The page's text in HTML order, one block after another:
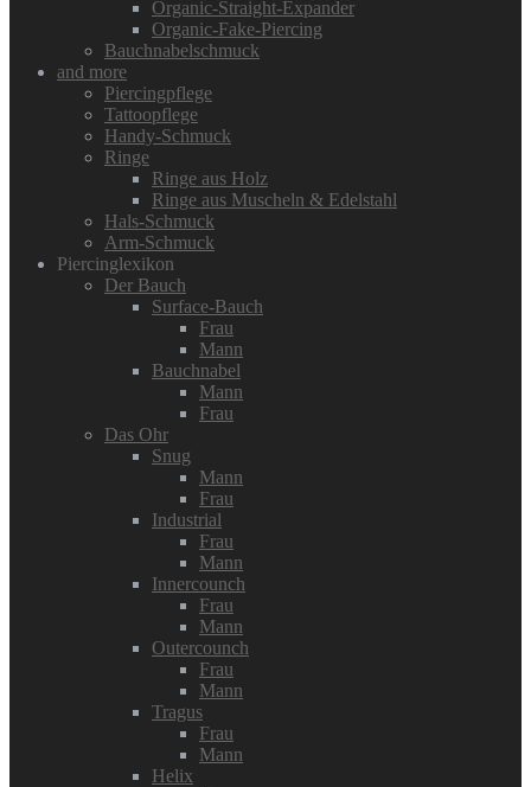
Organic-Straight-Expander
Organic-Fake-Piercing
Bauchnabelschmuck
and more
Piercingpflege
Tattoopflege
Handy-Schmuck
Ringe
Ringe aus Holz
Ringe aus Muscheln & Edelstahl
Hals-Schmuck
Arm-Schmuck
Piercinglexikon
Der Bauch
Surface-Bauch
Frau
Mann
Bauchnabel
Mann
Frau
Das Ohr
Snug
Mann
Frau
Industrial
Frau
Mann
Innercounch
Frau
Mann
Outercounch
Frau
Mann
Tragus
Frau
Mann
Helix